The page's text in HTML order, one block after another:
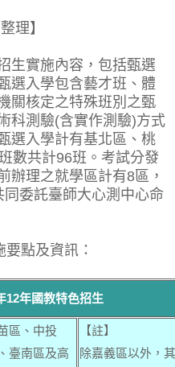
理】
生實施內容，包括甄選
選入學包含藝才班、體
關核定之特殊班別之甄
科測驗(含實作測驗)方式
選入學計有基北區、桃
數共計96班。考試分發
辦理之就學區計有8區，
委託臺師大心測中心命
點及資訊：
12年國教特色招生
區、中投
臺南區及高
【註】
除嘉義區以外，